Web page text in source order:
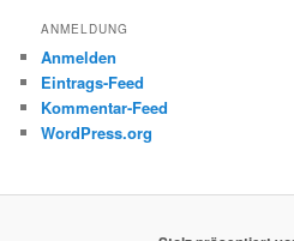
ANMELDUNG
Anmelden
Eintrags-Feed
Kommentar-Feed
WordPress.org